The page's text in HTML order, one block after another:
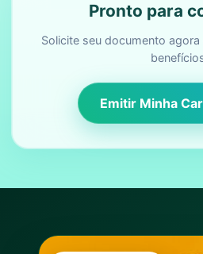
Pronto para
Solicite seu documento
Emitir Minha